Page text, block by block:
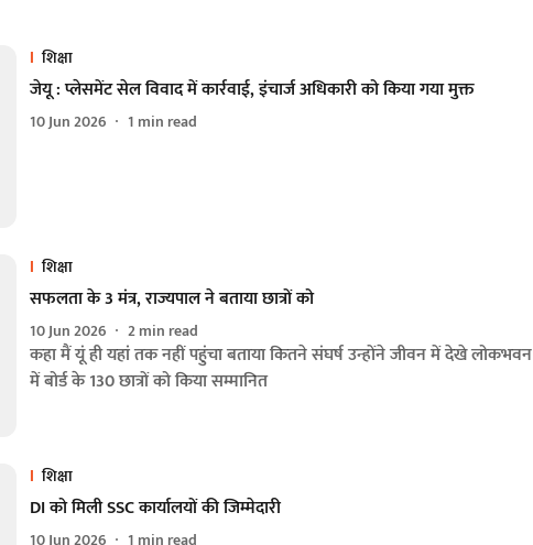
शिक्षा
जेयू : प्लेसमेंट सेल विवाद में कार्रवाई, इंचार्ज अधिकारी को किया गया मुक्त
10 Jun 2026 1 min read
शिक्षा
सफलता के 3 मंत्र, राज्यपाल ने बताया छात्रों को
10 Jun 2026 2min read
कहा मैं यूं ही यहां तक नहीं पहुंचा बताया कितने संघर्ष उन्हाेंने जीवन में देखे लोकभवन
में बोर्ड के 130 छात्रों को किया सम्मानित
शिक्षा
DI को मिली SSC कार्यालयों की जिम्मेदारी
10 Jun 2026 1 min read